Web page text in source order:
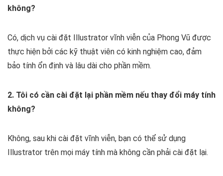
không?
Có, dịch vụ cài đặt Illustrator vĩnh viễn của Phong Vũ được
thực hiện bởi các kỹ thuật viên có kinh nghiệm cao, đảm
bảo tính ổn định và lâu dài cho phần mềm.
2. Tôi có cần cài đặt lại phần mềm nếu thay đổi máy tính
không?
Không, sau khi cài đặt vĩnh viễn, bạn có thể sử dụng
Illustrator trên mọi máy tính mà không cần phải cài đặt lại.